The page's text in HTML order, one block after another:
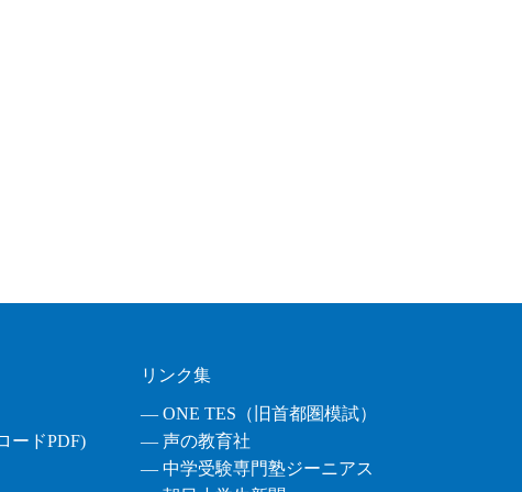
ードPDF)
リンク集
― ONE TES（旧首都圏模試）
― 声の教育社
― 中学受験専門塾ジーニアス